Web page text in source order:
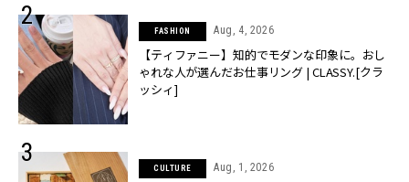
FASHION Aug, 4, 2026
【ティファニー】知的でモダンな印象に。おし
ゃれな人が選んだお仕事リング | CLASSY.[クラ
ッシィ]
CULTURE Aug, 1, 2026